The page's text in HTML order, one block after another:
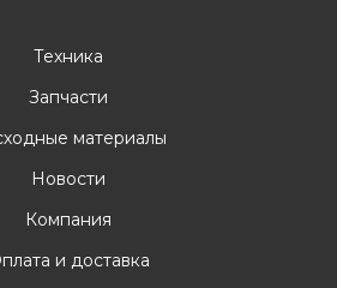
Техника
Запчасти
материалы
Новости
Компания
и доставка